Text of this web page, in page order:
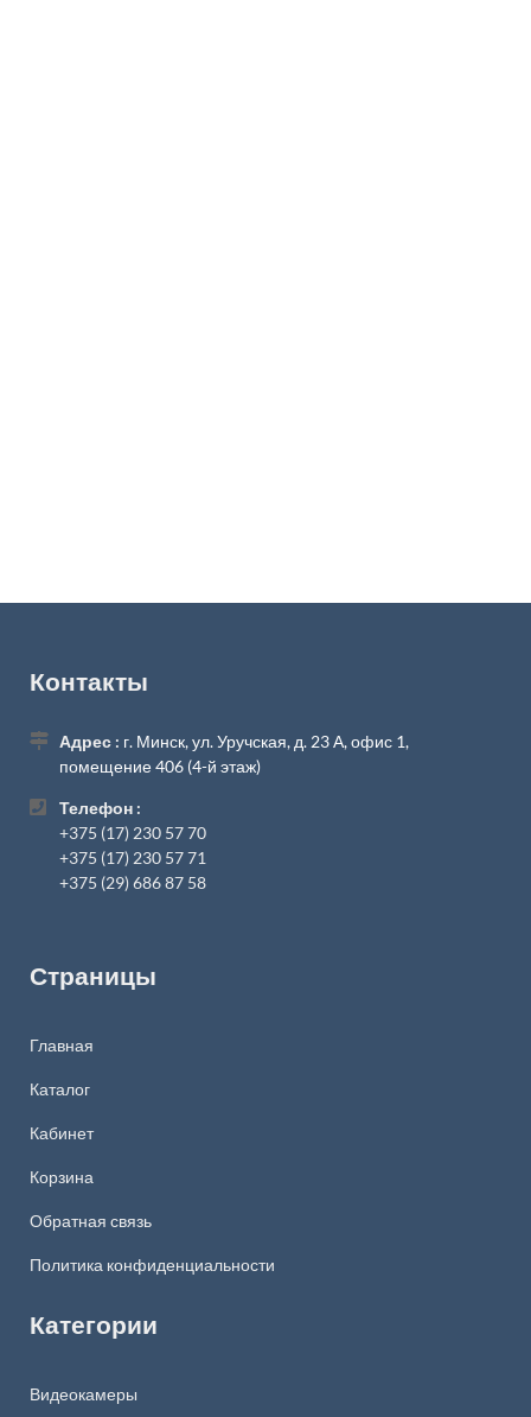
Контакты
Адрес : г. Минск, ул. Уручская, д. 23 А, офис 1,
помещение 406 (4-й этаж)
Телефон :
+375 (17) 230 57 70
+375 (17) 230 57 71
+375 (29) 686 87 58
Страницы
Главная
Каталог
Кабинет
Корзина
Обратная связь
Политика конфиденциальности
Категории
Видеокамеры